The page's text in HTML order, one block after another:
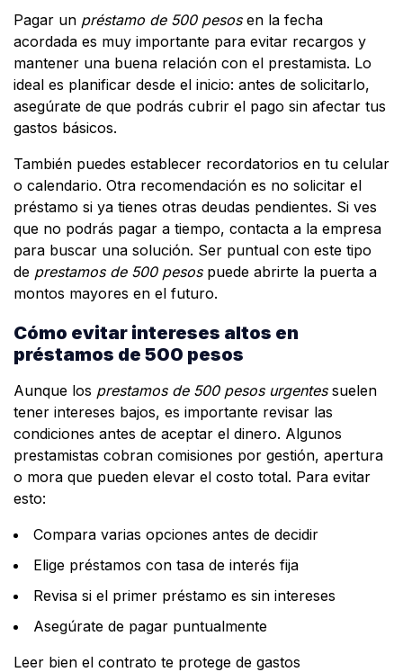
Pagar un préstamo de 500 pesosen la fecha
acordada es muy importante para evitar recargos y
mantener una buena relación con el prestamista. Lo
ideal es planificar desde el inicio: antes de solicitarlo,
asegúrate de que podrás cubrir el pago sin afectar tus
gastos básicos.
También puedes establecer recordatorios en tu celular
o calendario. Otra recomendación es no solicitar el
préstamo si ya tienes otras deudas pendientes. Si ves
que no podrás pagar a tiempo, contacta a la empresa
para buscar una solución. Ser puntual con este tipo
de prestamos de 500 pesospuede abrirte la puerta a
montos mayores en el futuro.
Cómo evitar intereses altos en
préstamos de 500 pesos
Aunque los prestamos de 500 pesos urgentessuelen
tener intereses bajos, es importante revisar las
condiciones antes de aceptar el dinero. Algunos
prestamistas cobran comisiones por gestión, apertura
o mora que pueden elevar el costo total. Para evitar
esto:
Compara varias opciones antes de decidir
Elige préstamos con tasa de interés fija
Revisa si el primer préstamo es sin intereses
Asegúrate de pagar puntualmente
Leer bien el contrato te protege de gastos